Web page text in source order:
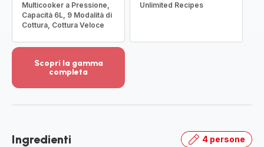
Multicooker a Pressione,
Capacità 6L, 9 Modalità di
Cottura, Cottura Veloce
Unlimited Recipes
Scopri la gamma
completa
dettagli
la
Ingredienti 4 persone